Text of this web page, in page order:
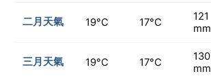
二月天氣 19°C 17°C
121
mm
三月天氣 19°C 17°C
130
mm